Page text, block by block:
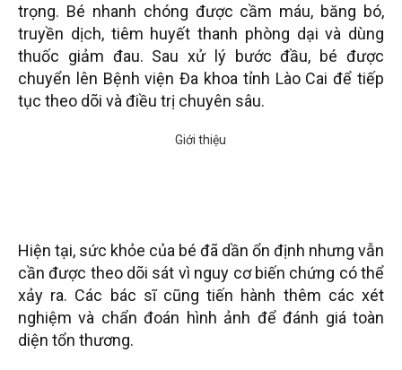
trọng. Bé nhanh chóng được cầm máu, băng bó,
truyền dịch, tiêm huyết thanh phòng dại và dùng
thuốc giảm đau. Sau xử lý bước đầu, bé được
chuyển lên Bệnh viện Đa khoa tỉnh Lào Cai để tiếp
tục theo dõi và điều trị chuyên sâu.
Hiện tại, sức khỏe của bé đã dần ổn định nhưng vẫn
cần được theo dõi sát vì nguy cơ biến chứng có thể
xảy ra. Các bác sĩ cũng tiến hành thêm các xét
nghiệm và chẩn đoán hình ảnh để đánh giá toàn
diện tổn thương.